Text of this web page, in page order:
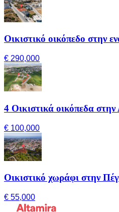
Οικιστικό οικόπεδο στην
€ 290,000
4 Οικιστικά οικόπεδα
€ 100,000
Οικιστικό χωράφι στην
€ 55,000